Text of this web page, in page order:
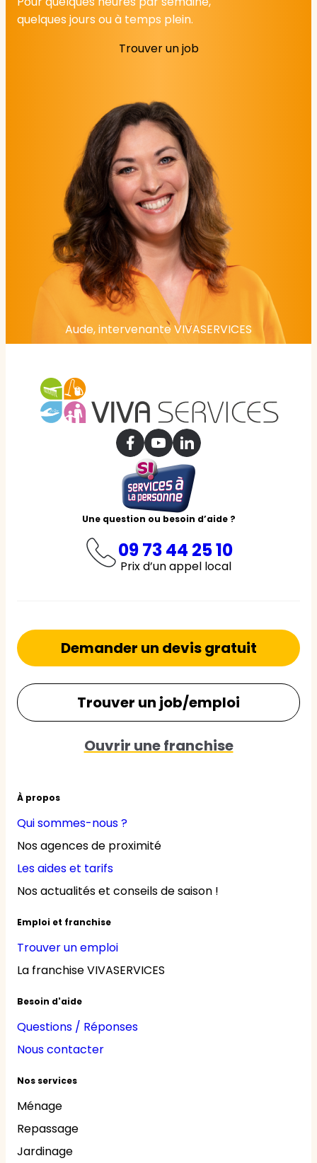
quelques jours ou à temps plein.
Trouver un job
Aude, intervenante VIVASERVICES
Une question ou besoin d’aide ?
09 73 44 25 10
Prix d’un appel local
À propos
Qui sommes-nous ?
Nos agences de proximité
Les aides et tarifs
Nos actualités et conseils de saison !
Emploi et franchise
Trouver un emploi
La franchise VIVASERVICES
Besoin d'aide
Questions / Réponses
Nous contacter
Nos services
Ménage
Repassage
Jardinage
Demander un devis gratuit
Trouver un job/emploi
Ouvrir une franchise